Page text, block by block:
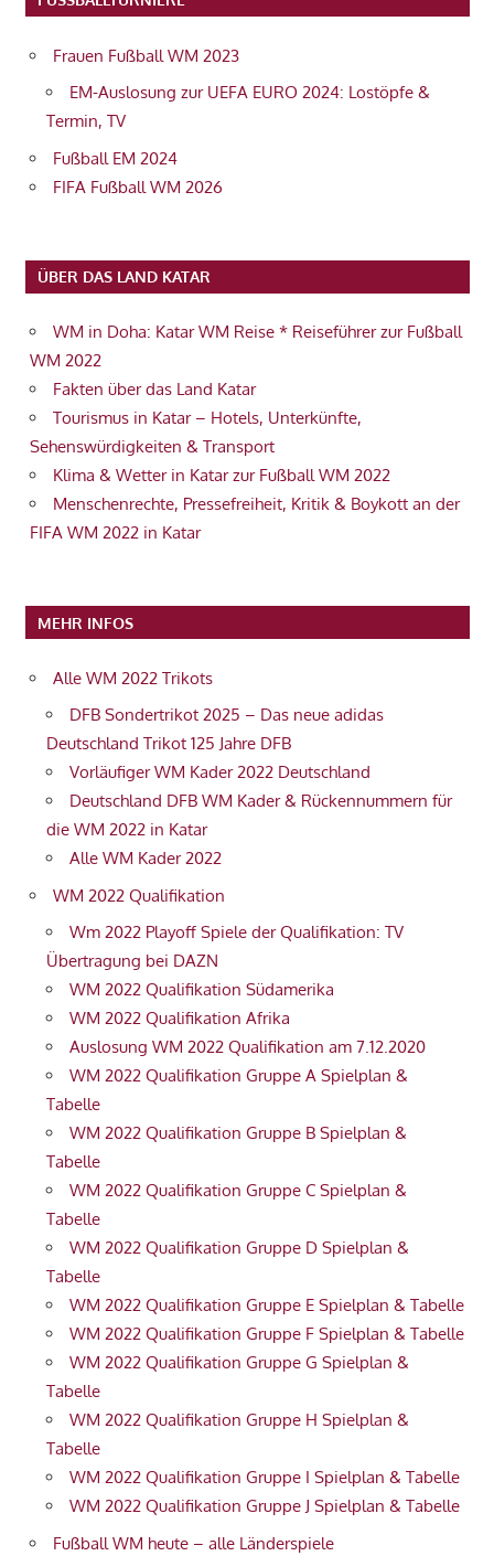
Frauen Fußball WM 2023
EM-Auslosung zur UEFA EURO 2024: Lostöpfe &
Termin, TV
Fußball EM 2024
FIFA Fußball WM 2026
ÜBER DAS LAND KATAR
WM in Doha: Katar WM Reise * Reiseführer zur Fußball
WM 2022
Fakten über das Land Katar
Tourismus in Katar – Hotels, Unterkünfte,
Sehenswürdigkeiten & Transport
Klima & Wetter in Katar zur Fußball WM 2022
Menschenrechte, Pressefreiheit, Kritik & Boykott an der
FIFA WM 2022 in Katar
MEHR INFOS
Alle WM 2022 Trikots
DFB Sondertrikot 2025 – Das neue adidas
Deutschland Trikot 125 Jahre DFB
Vorläufiger WM Kader 2022 Deutschland
Deutschland DFB WM Kader & Rückennummern für
die WM 2022 in Katar
Alle WM Kader 2022
WM 2022 Qualifikation
Wm 2022 Playoff Spiele der Qualifikation: TV
Übertragung bei DAZN
WM 2022 Qualifikation Südamerika
WM 2022 Qualifikation Afrika
Auslosung WM 2022 Qualifikation am 7.12.2020
WM 2022 Qualifikation Gruppe A Spielplan &
Tabelle
WM 2022 Qualifikation Gruppe B Spielplan &
Tabelle
WM 2022 Qualifikation Gruppe C Spielplan &
Tabelle
WM 2022 Qualifikation Gruppe D Spielplan &
Tabelle
WM 2022 Qualifikation Gruppe E Spielplan & Tabelle
WM 2022 Qualifikation Gruppe F Spielplan & Tabelle
WM 2022 Qualifikation Gruppe G Spielplan &
Tabelle
WM 2022 Qualifikation Gruppe H Spielplan &
Tabelle
WM 2022 Qualifikation Gruppe I Spielplan & Tabelle
WM 2022 Qualifikation Gruppe J Spielplan & Tabelle
Fußball WM heute – alle Länderspiele